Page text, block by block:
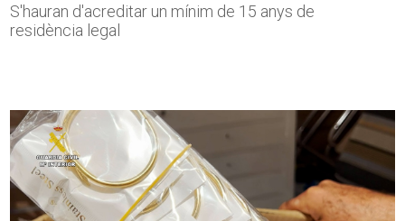
S'hauran d'acreditar un mínim de 15 anys de
residència legal